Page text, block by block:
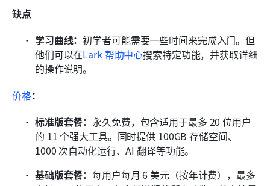
缺点
学习曲线：初学者可能需要一些时间来完成入门。但
他们可以在Lark 帮助中心搜索特定功能，并获取详细
的操作说明。
价格：
标准版套餐： 永久免费，包含适用于最多 20 位用户
的 11 个强大工具。同时提供 100GB 存储空间、
1000 次自动化运行、AI 翻译等功能。
基础版套餐：每用户每月 6 美元（按年计费），最多